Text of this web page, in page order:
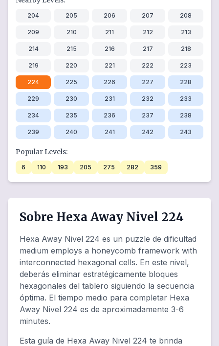
204 205 206 207 208
209 210 211 212 213
214 215 216 217 218
219 220 221 222 223
224 225 226 227 228
229 230 231 232 233
234 235 236 237 238
239 240 241 242 243
Popular Levels:
6 110 193 205 275 282 359
Sobre Hexa Away Nivel 224
Hexa Away Nivel 224 es un puzzle de dificultad
medium employs a honeycomb framework with
interconnected hexagonal cells. En este nivel,
deberás eliminar estratégicamente bloques
hexagonales del tablero siguiendo la secuencia
óptima. El tiempo medio para completar Hexa
Away Nivel 224 es de aproximadamente 3-6
minutes.
Esta guía de Hexa Away Nivel 224 te brinda